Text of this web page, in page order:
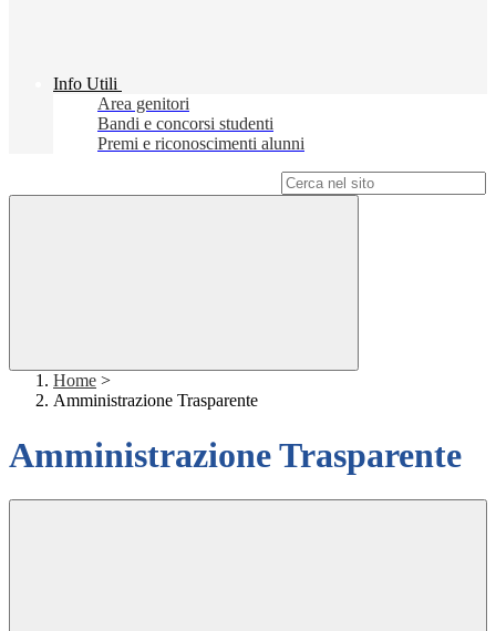
Info Utili
Area genitori
Bandi e concorsi studenti
Premi e riconoscimenti alunni
Home >
Amministrazione Trasparente
Amministrazione Trasparente